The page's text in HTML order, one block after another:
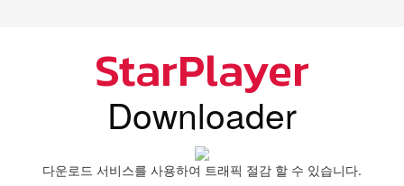
StarPlayer
Downloader
다운로드 서비스를 사용하여 트래픽 절감 할 수 있습니다.